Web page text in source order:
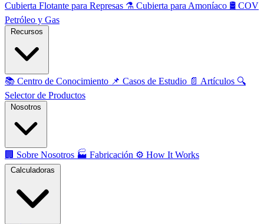
Cubierta Flotante para Represas ⚗️ Cubierta para Amoníaco 🛢️ COV
Petróleo y Gas
📚 Centro de Conocimiento 📌 Casos de Estudio 📄 Artículos 🔍
Selector de Productos
🏢 Sobre Nosotros 🏭 Fabricación ⚙️ How It Works